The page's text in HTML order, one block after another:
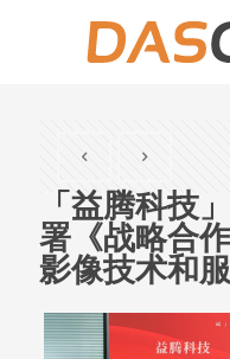
「益腾科技
署《战略合
影像技术和